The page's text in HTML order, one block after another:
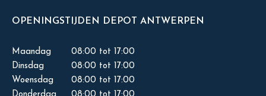
OPENINGSTIJDEN DEPOT ANTWERPEN
Maandag
08:00 tot 17:00
Dinsdag
08:00 tot 17:00
Woensdag
08:00 tot 17:00